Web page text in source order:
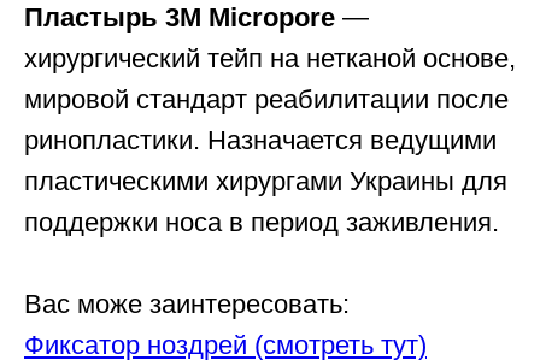
Пластырь 3M Micropore —
хирургический тейп на нетканой основе,
мировой стандарт реабилитации после
ринопластики. Назначается ведущими
пластическими хирургами Украины для
поддержки носа в период заживления.
Вас може заинтересовать:
Фиксатор ноздрей (смотреть тут)